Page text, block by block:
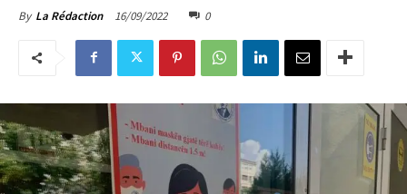
By La Rédaction 16/09/2022 0